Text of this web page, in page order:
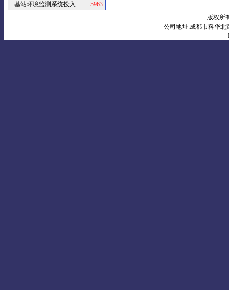
基站环境监测系统投入
5963
版权所
公司地址:成都市科华北